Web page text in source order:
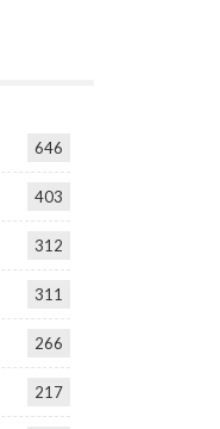
646
403
312
311
266
217